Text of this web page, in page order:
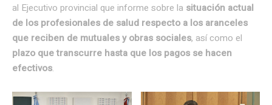
al Ejecutivo provincial que informe sobre la situación actual
de los profesionales de salud respecto a los aranceles
que reciben de mutuales y obras sociales, así como el
plazo que transcurre hasta que los pagos se hacen
efectivos.